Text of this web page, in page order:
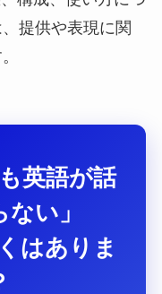
提供や表現に関
英語が話
い」
はありま